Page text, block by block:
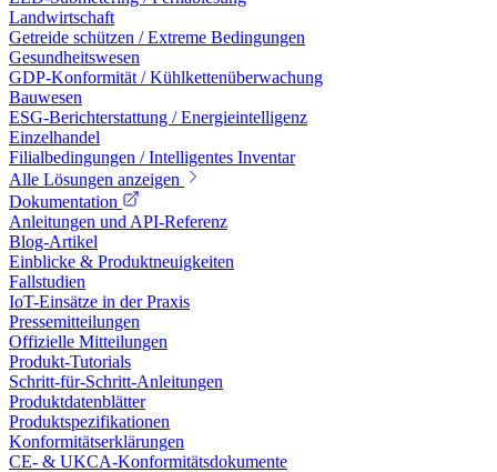
Landwirtschaft
Getreide schützen / Extreme Bedingungen
Gesundheitswesen
GDP-Konformität / Kühlkettenüberwachung
Bauwesen
ESG-Berichterstattung / Energieintelligenz
Einzelhandel
Filialbedingungen / Intelligentes Inventar
Alle Lösungen anzeigen
Dokumentation
Anleitungen und API-Referenz
Blog-Artikel
Einblicke & Produktneuigkeiten
Fallstudien
IoT-Einsätze in der Praxis
Pressemitteilungen
Offizielle Mitteilungen
Produkt-Tutorials
Schritt-für-Schritt-Anleitungen
Produktdatenblätter
Produktspezifikationen
Konformitätserklärungen
CE- & UKCA-Konformitätsdokumente